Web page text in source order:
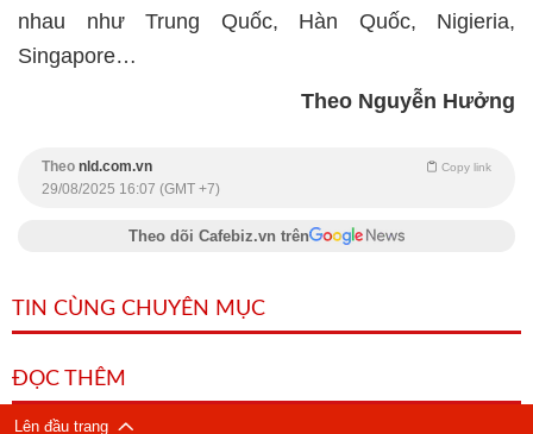
nhau như Trung Quốc, Hàn Quốc, Nigieria,
Singapore…
Theo Nguyễn Hưởng
Theo nld.com.vn Copy link
29/08/2025 16:07 (GMT +7)
Theo dõi Cafebiz.vn trên
TIN CÙNG CHUYÊN MỤC
ĐỌC THÊM
Lên đầu trang